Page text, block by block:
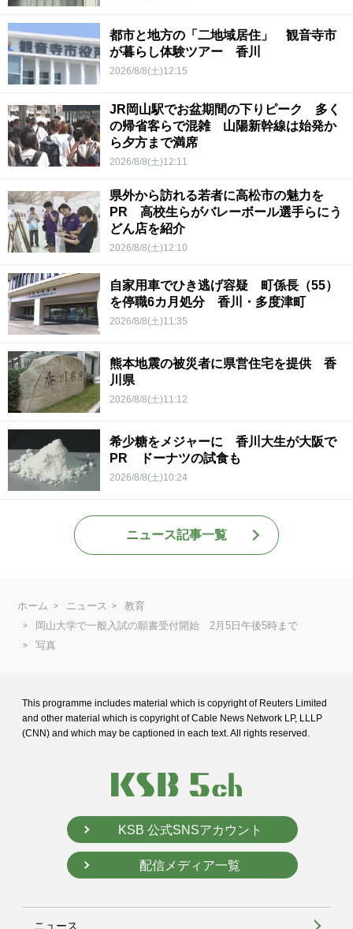
都市と地方の「二地域居住」 観音寺市
が暮らし体験ツアー 香川
2026/8/8(土)12:15
JR岡山駅でお盆期間の下りピーク 多く
の帰省客らで混雑 山陽新幹線は始発か
ら夕方まで満席
2026/8/8(土)12:11
県外から訪れる若者に高松市の魅力を
PR 高校生らがバレーボール選手らにう
どん店を紹介
2026/8/8(土)12:10
自家用車でひき逃げ容疑 町係長（55）
を停職6カ月処分 香川・多度津町
2026/8/8(土)11:35
熊本地震の被災者に県営住宅を提供 香
川県
2026/8/8(土)11:12
希少糖をメジャーに 香川大生が大阪で
PR ドーナツの試食も
2026/8/8(土)10:24
ニュース記事一覧
ホーム ニュース
教育
岡山大学で一般入試の願書受付開始 2月5日午後5時まで
写真
This programme includes material which is copyright of Reuters Limited
and other material which is copyright of Cable News Network LP, LLLP
(CNN) and which may be captioned in each text. All rights reserved.
KSB 公式SNSアカウント
配信メディア一覧
ニュース